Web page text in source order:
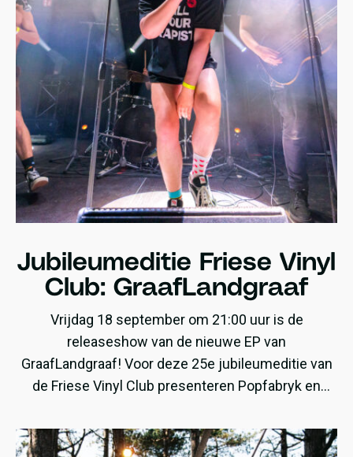
Jubileumeditie Friese Vinyl
Club: GraafLandgraaf
Vrijdag 18 september om 21:00 uur is de
releaseshow van de nieuwe EP van
GraafLandgraaf! Voor deze 25e jubileumeditie van
de Friese Vinyl Club presenteren Popfabryk en
Violence‘.